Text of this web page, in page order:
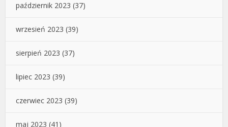
październik 2023 (37)
wrzesień 2023 (39)
sierpień 2023 (37)
lipiec 2023 (39)
czerwiec 2023 (39)
maj 2023 (41)